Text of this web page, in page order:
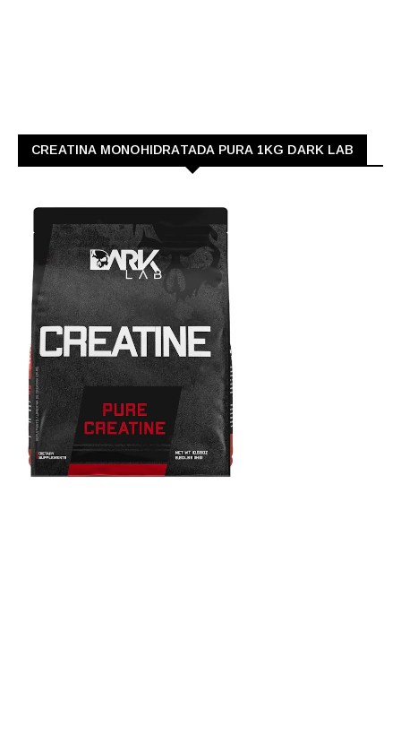
CREATINA MONOHIDRATADA PURA 1KG DARK LAB